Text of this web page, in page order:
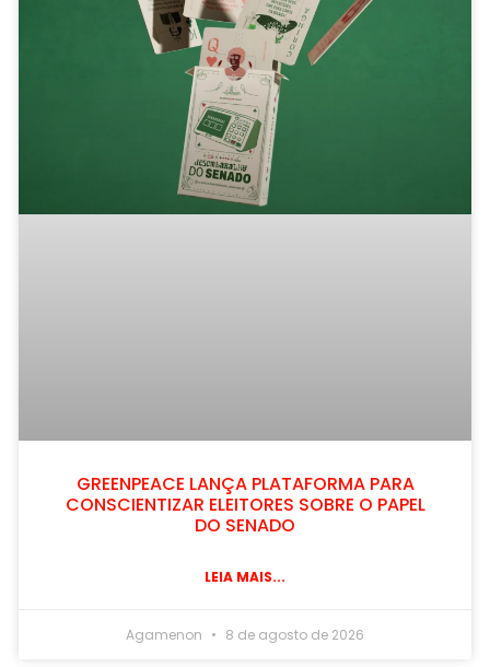
GREENPEACE LANÇA PLATAFORMA PARA
CONSCIENTIZAR ELEITORES SOBRE O PAPEL
DO SENADO
LEIA MAIS...
Agamenon 8 de agosto de 2026